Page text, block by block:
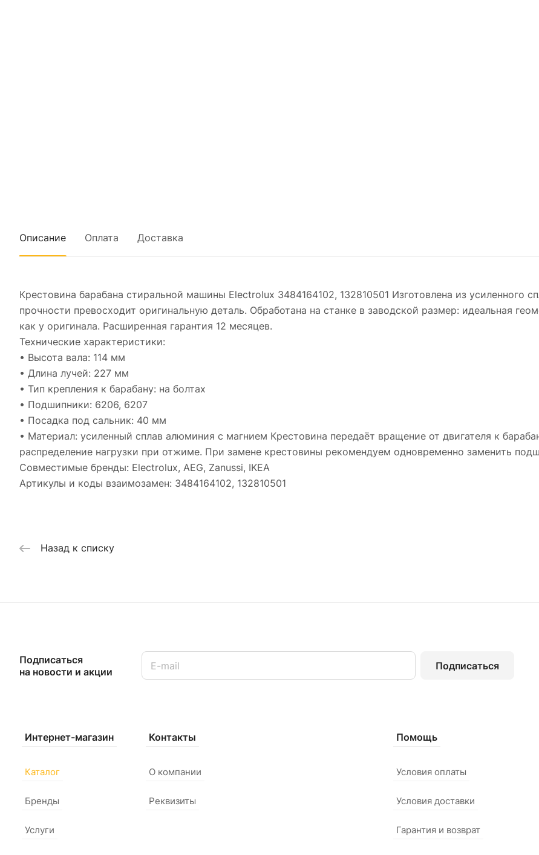
Описание Оплата Доставка
Крестовина барабана стиральной машины Electrolux 3484164102, 132810501 Изготовлена из усиленного
прочности превосходит оригинальную деталь. Обработана на станке в заводской размер: идеальная
как у оригинала. Расширенная гарантия 12 месяцев.
Технические характеристики:
• Высота вала: 114 мм
• Длина лучей: 227 мм
• Тип крепления к барабану: на болтах
• Подшипники: 6206, 6207
• Посадка под сальник: 40 мм
• Материал: усиленный сплав алюминия с магнием Крестовина передаёт вращение от двигателя к
распределение нагрузки при отжиме. При замене крестовины рекомендуем одновременно заменить
Совместимые бренды: Electrolux, AEG, Zanussi, IKEA
Артикулы и коды взаимозамен: 3484164102, 132810501
Назад к списку
Подписаться
на новости и акции
Подписаться
Интернет-магазин
Каталог
Бренды
Услуги
Контакты
О компании
Реквизиты
Помощь
Условия оплаты
Условия доставки
Гарантия и возврат